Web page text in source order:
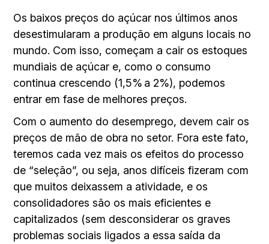
Os baixos preços do açúcar nos últimos anos
desestimularam a produção em alguns locais no
mundo. Com isso, começam a cair os estoques
mundiais de açúcar e, como o consumo
continua crescendo (1,5% a 2%), podemos
entrar em fase de melhores preços.
Com o aumento do desemprego, devem cair os
preços de mão de obra no setor. Fora este fato,
teremos cada vez mais os efeitos do processo
de “seleção”, ou seja, anos difíceis fizeram com
que muitos deixassem a atividade, e os
consolidadores são os mais eficientes e
capitalizados (sem desconsiderar os graves
problemas sociais ligados a essa saída da